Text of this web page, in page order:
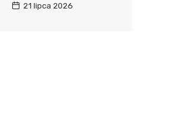
21 lipca 2026